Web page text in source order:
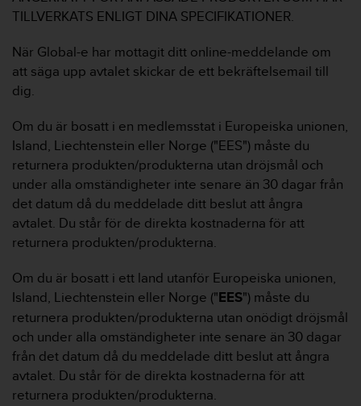
TILLVERKATS ENLIGT DINA SPECIFIKATIONER.
När Global-e har mottagit ditt online-meddelande om
att säga upp avtalet skickar de ett bekräftelsemail till
dig.
Om du är bosatt i en medlemsstat i Europeiska unionen,
Island, Liechtenstein eller Norge ("EES") måste du
returnera produkten/produkterna utan dröjsmål och
under alla omständigheter inte senare än 30 dagar från
det datum då du meddelade ditt beslut att ångra
avtalet. Du står för de direkta kostnaderna för att
returnera produkten/produkterna.
Om du är bosatt i ett land utanför Europeiska unionen,
Island, Liechtenstein eller Norge ("EES") måste du
returnera produkten/produkterna utan onödigt dröjsmål
och under alla omständigheter inte senare än 30 dagar
från det datum då du meddelade ditt beslut att ångra
avtalet. Du står för de direkta kostnaderna för att
returnera produkten/produkterna.